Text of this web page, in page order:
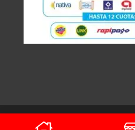
Copyright – Todos